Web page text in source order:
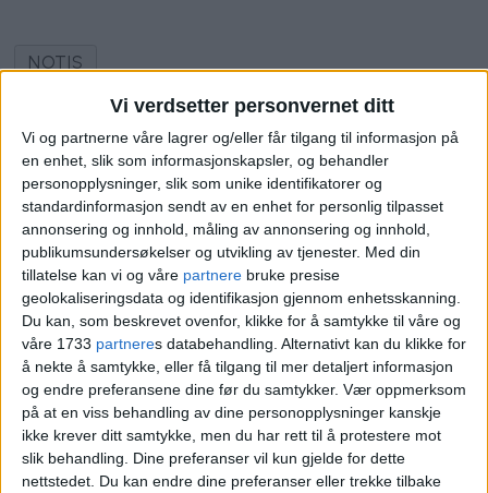
Vi verdsetter personvernet ditt
Vi og partnerne våre lagrer og/eller får tilgang til informasjon på
en enhet, slik som informasjonskapsler, og behandler
personopplysninger, slik som unike identifikatorer og
standardinformasjon sendt av en enhet for personlig tilpasset
annonsering og innhold, måling av annonsering og innhold,
publikumsundersøkelser og utvikling av tjenester. Med din
tillatelse kan vi og våre partnere bruke presise
geolokaliseringsdata og identifikasjon gjennom enhetsskanning.
Du kan, som beskrevet ovenfor, klikke for å samtykke til våre og
våre 1733 partneres databehandling. Alternativt kan du klikke for
å nekte å samtykke, eller få tilgang til mer detaljert informasjon
og endre preferansene dine før du samtykker. Vær oppmerksom
på at en viss behandling av dine personopplysninger kanskje
ikke krever ditt samtykke, men du har rett til å protestere mot
slik behandling. Dine preferanser vil kun gjelde for dette
nettstedet. Du kan endre dine preferanser eller trekke tilbake
NOTIS